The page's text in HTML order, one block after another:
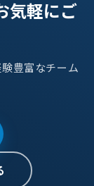
気軽にご
豊富なチーム